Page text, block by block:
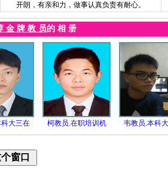
开朗，有亲和力，做事认真负责有耐心。
金 牌 教 员的 相 册
大三在 柯教员.在职培训机 韦教员.本科